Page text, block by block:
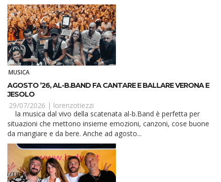
MUSICA
AGOSTO ’26, AL-B.BAND FA CANTARE E BALLARE VERONA E
JESOLO
29/07/2026 | lorenzotiezzi
situazioni che mettono insieme emozioni, canzoni, cose buone
da mangiare e da bere. Anche ad agosto...